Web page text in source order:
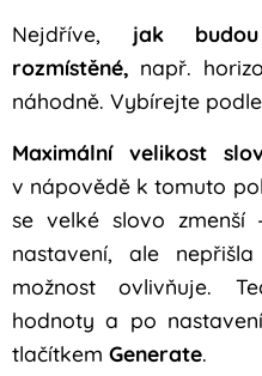
Nejdříve, jak
rozmístěné, např.
náhodně. Vybírejte
Maximální velikost
v nápovědě k tomuto
se velké slovo zmenší
nastavení, ale
možnost ovlivňuje.
hodnoty a po
tlačítkem Generate.